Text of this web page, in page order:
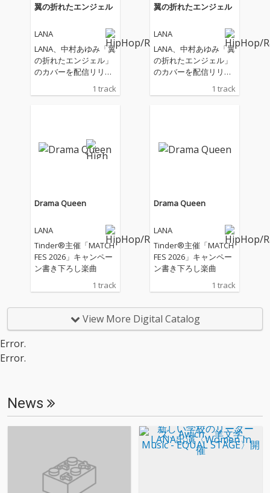
翼の折れたエンジェル
LANA
LANA、中村あゆみ「翼
の折れたエンジェル」
のカバーを配信リリー
1 track
翼の折れたエンジェル
LANA
LANA、中村あゆみ「翼
の折れたエンジェル」
のカバーを配信リリー
1 track
Drama Queen
LANA
Tinder®主催「MATCH
FES 2026」キャンペー
ン書き下ろし楽曲
1 track
Drama Queen
LANA
Tinder®主催「MATCH
FES 2026」キャンペー
ン書き下ろし楽曲
1 track
View More Digital Catalog
Error.
Error.
News